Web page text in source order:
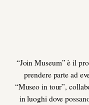
“Join Museum” è il
prendere parte ad
“Museo in tour”,
in luoghi dove